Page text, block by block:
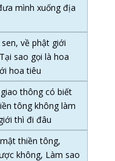
mình xuống địa
về phật giới
sao gọi là hoa
hoa tiêu
thông có biết
tông không làm
thì đi đâu
thiền tông,
không, Làm sao